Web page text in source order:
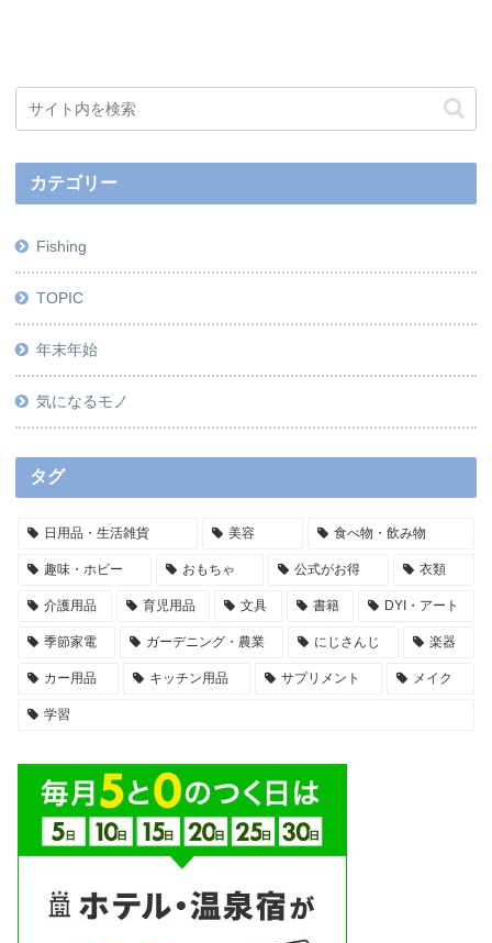
カテゴリー
Fishing
TOPIC
年末年始
気になるモノ
タグ
日用品・生活雑貨 美容 食べ物・飲み物
趣味・ホビー おもちゃ 公式がお得 衣類
介護用品 育児用品 文具 書籍 DYI・アート
季節家電 ガーデニング・農業 にじさんじ 楽器
カー用品 キッチン用品 サプリメント メイク
学習